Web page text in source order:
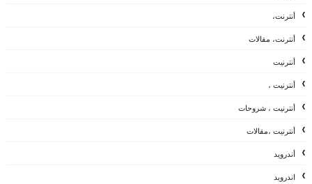
أنترنت،
أنترنت، مقالات
أنترنيت
أنترنيت ،
أنترنيت ، شروحات
أنترنيت ،مقالات
أندرويد
اندرويد